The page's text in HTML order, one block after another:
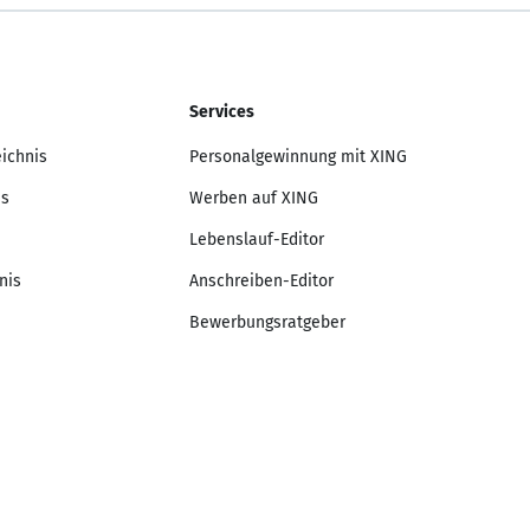
Services
Personalgewinnung mit XING
Werben auf XING
Lebenslauf-Editor
Anschreiben-Editor
Bewerbungsratgeber